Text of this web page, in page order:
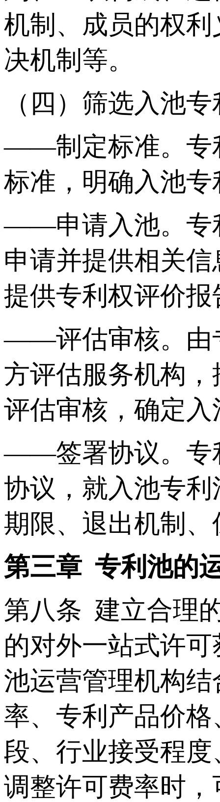
机制、成员的权
决机制等。
（四）筛选入池
——制定标准。专
标准，明确入池
——申请入池。专
申请并提供相关
提供专利权评价报
——评估审核。由
方评估服务机构
评估审核，确定
——签署协议。专
协议，就入池专
期限、退出机制
第三章 专利池的
第八条 建立合理
的对外一站式许
池运营管理机构
率、专利产品价
段、行业接受程
调整许可费率时